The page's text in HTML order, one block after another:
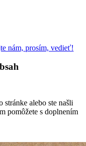
nám, prosím, vedieť!
alebo ste našli
pomôžete s doplnením